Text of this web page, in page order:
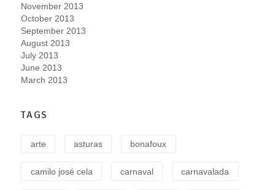
November 2013
October 2013
September 2013
August 2013
July 2013
June 2013
March 2013
TAGS
arte asturas bonafoux
camilo josé cela carnaval carnavalada